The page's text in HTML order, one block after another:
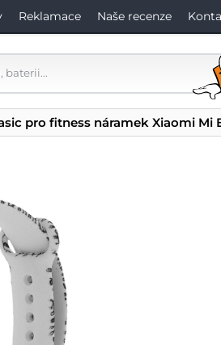
Reklamace Naše recenze
pro fitness náramek Xiaomi Mi